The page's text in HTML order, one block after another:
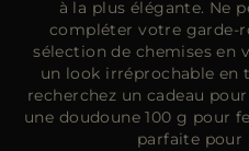
à la plus élégante. Ne
compléter votre garde-
sélection de chemises en
un look irréprochable en
recherchez un cadeau
une doudoune 100 g pour
parfaite pour